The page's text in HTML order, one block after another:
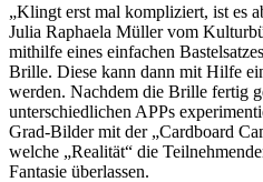
„Klingt erst mal kompliziert, ist es
Julia Raphaela Müller vom
mithilfe eines einfachen
Brille. Diese kann dann mit Hilfe
werden. Nachdem die Brille fertig
unterschiedlichen APPs
Grad-Bilder mit der „Cardboard
welche „Realität“ die
Fantasie überlassen.